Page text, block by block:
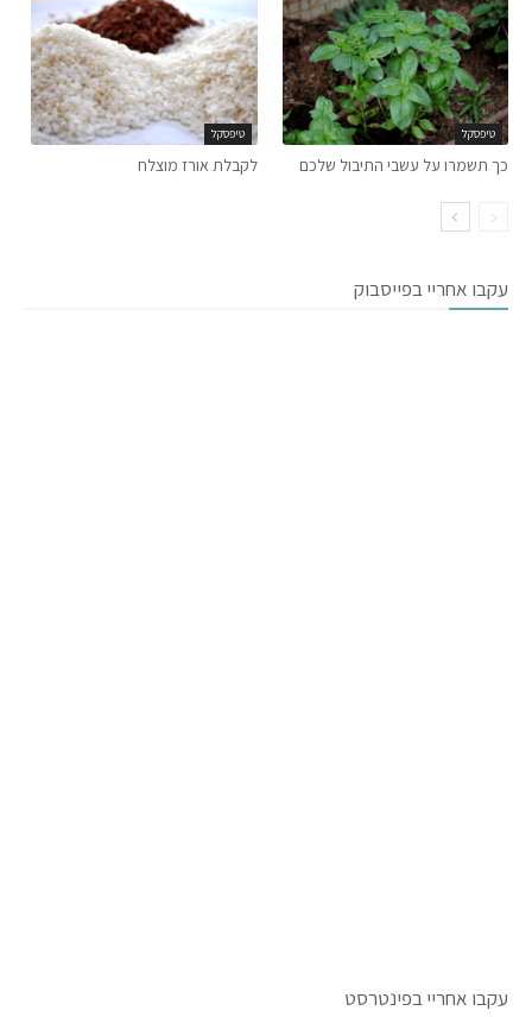
טיפסקל
כך תשמרו על עשבי התיבול שלכם
טיפסקל
לקבלת אורז מוצלח
עקבו אחריי בפייסבוק
עקבו אחריי בפינטרסט